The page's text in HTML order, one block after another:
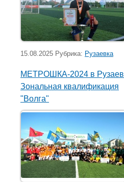
15.08.2025 Рубрика: Рузаевка
МЕТРОШКА-2024 в
Зональная квалификация
"Волга"